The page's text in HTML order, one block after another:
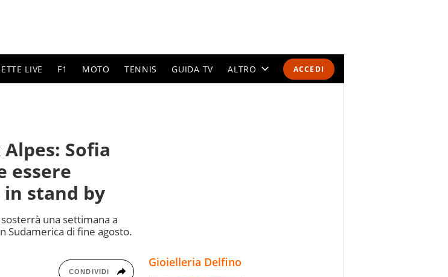
ACCEDI
LIVE F1 MOTO TENNIS GUIDA TV ALTRO
Sofia
essere
stand by
una settimana a
Sudamerica di fine agosto.
CONDIVIDI
Gioielleria Delfino